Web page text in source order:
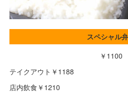
スペシャル
￥1100
テイクアウト￥1188
店内飲食￥1210